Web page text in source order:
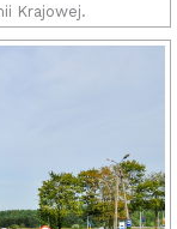
Krajowej.